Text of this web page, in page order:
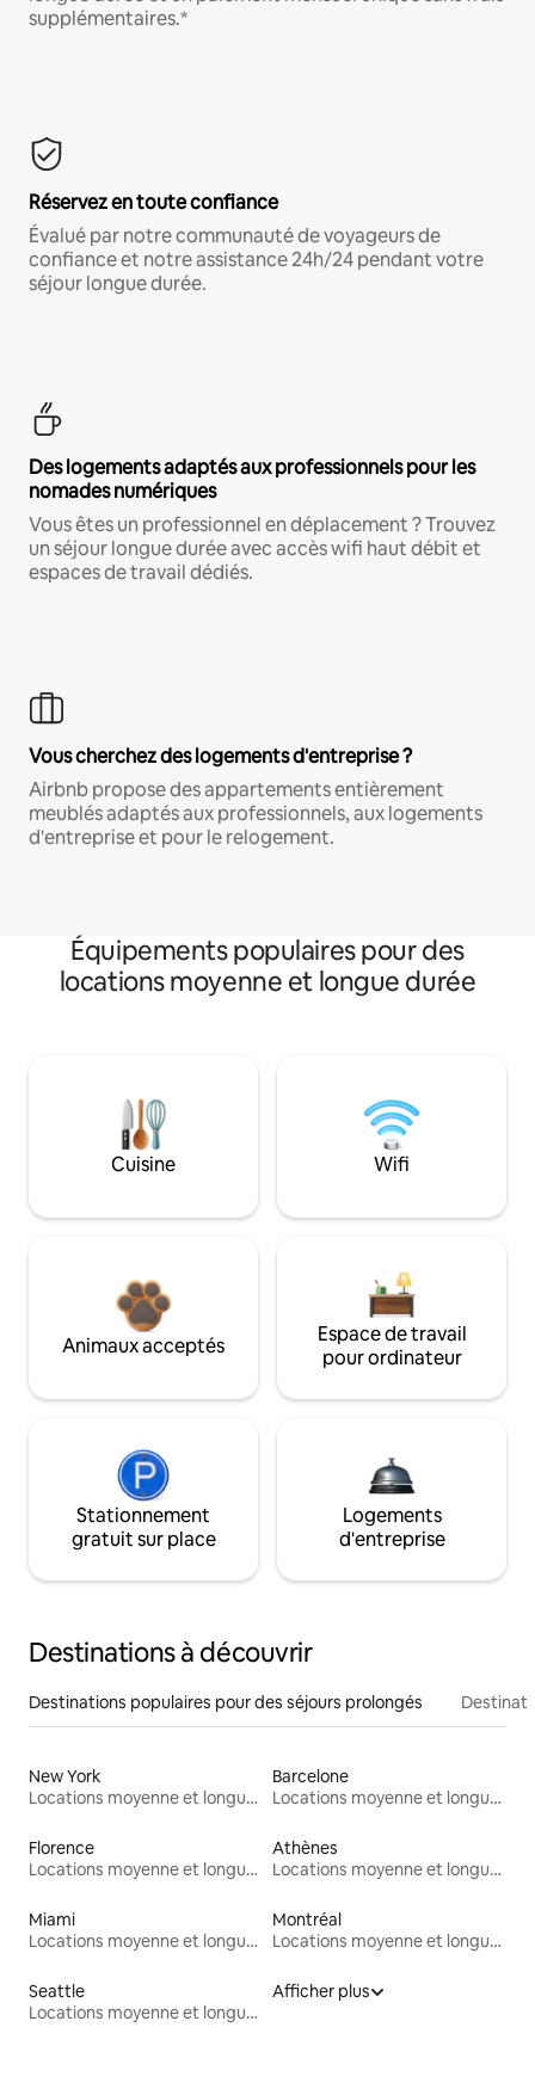
supplémentaires.*
Réservez en toute confiance
Évalué par notre communauté de voyageurs de
confiance et notre assistance 24h/24 pendant votre
séjour longue durée.
Des logements adaptés aux professionnels pour les
nomades numériques
Vous êtes un professionnel en déplacement ? Trouvez
un séjour longue durée avec accès wifi haut débit et
espaces de travail dédiés.
Vous cherchez des logements d'entreprise ?
Airbnb propose des appartements entièrement
meublés adaptés aux professionnels, aux logements
d'entreprise et pour le relogement.
Équipements populaires pour des
locations moyenne et longue durée
Cuisine Wifi
Animaux acceptés
Espace de travail
pour ordinateur
Stationnement
gratuit sur place
Logements
d'entreprise
Destinations à découvrir
Destinations populaires pour des séjours prolongés
New York
Locations moyenne et longue durée
Barcelone
Locations moyenne et longue durée
Florence
Locations moyenne et longue durée
Athènes
Locations moyenne et longue durée
Miami
Locations moyenne et longue durée
Montréal
Locations moyenne et longue durée
Seattle
Locations moyenne et longue durée
Afficher plus